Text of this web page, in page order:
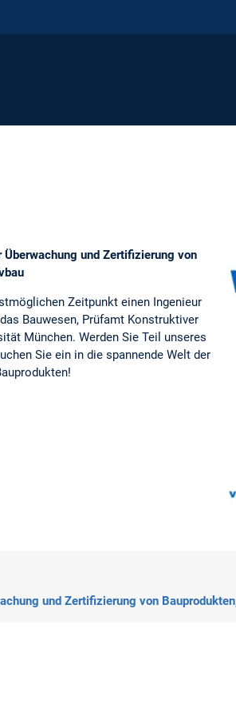
und Zertifizierung von
Zeitpunkt einen Ingenieur
Bauwesen, Prüfamt Konstruktiver
München. Werden Sie Teil unseres
Sie ein in die spannende Welt der
und Zertifizierung von